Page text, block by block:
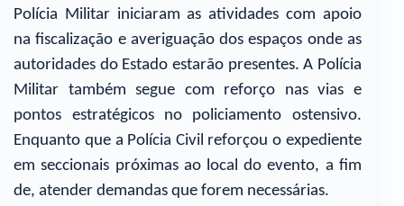
Polícia Militar iniciaram as atividades com apoio
na fiscalização e averiguação dos espaços onde as
autoridades do Estado estarão presentes. A Polícia
Militar também segue com reforço nas vias e
pontos estratégicos no policiamento ostensivo.
Enquanto que a Polícia Civil reforçou o expediente
em seccionais próximas ao local do evento, a fim
de, atender demandas que forem necessárias.